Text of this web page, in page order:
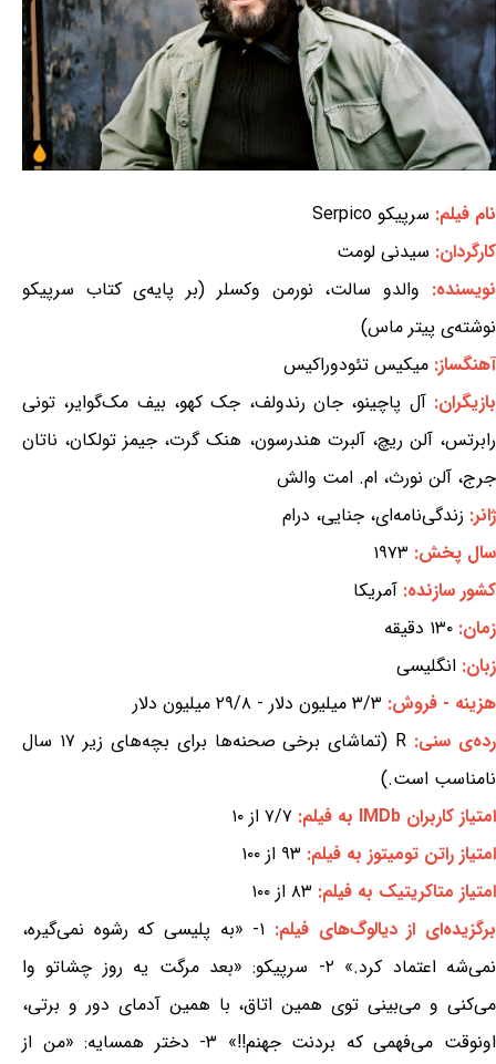
نام فیلم: سرپیکو Serpico
کارگردان: سیدنی لومت
نویسنده: والدو سالت، نورمن وکسلر (بر پایه‌ی کتاب سرپیکو
نوشته‌ی پیتر ماس)
آهنگساز: میکیس تئودوراکیس
بازیگران:آل پاچینو، جان رندولف، جک کهو، بیف مک‌گوایر، تونی
رابرتس، آلن ریچ، آلبرت هندرسون، هنک گرت، جیمز تولکان، ناتان
جرج، آلن نورث، ام. امت والش
ژانر: زندگی‌نامه‌ای، جنایی، درام
سال پخش: ۱۹۷۳
کشور سازنده: آمریکا
زمان: ۱۳۰ دقیقه
زبان: انگلیسی
هزینه - فروش: ۳/۳ میلیون دلار - ۲۹/۸ میلیون دلار
رده‌ی سنی:
R (تماشای برخی صحنه‌ها برای بچه‌های زیر ۱۷ سال
نامناسب است.)
امتیاز کاربران IMDb به فیلم:
۷/۷ از ۱۰
امتیاز راتن تومیتوز به فیلم: ۹۳ از ۱۰۰
امتیاز متاکریتیک به فیلم: ۸۳ از ۱۰۰
برگزیده‌ای از دیالوگ‌های فیلم:
۱- «به پلیسی که رشوه نمی‌گیره،
نمی‌شه اعتماد کرد.» ۲- سرپیکو: «بعد مرگت یه روز چشاتو وا
می‌کنی و می‌بینی توی همین اتاق، با همین آدمای دور و برتی،
اونوقت می‌فهمی که بردنت جهنم!!» ۳- دختر همسایه: «من از